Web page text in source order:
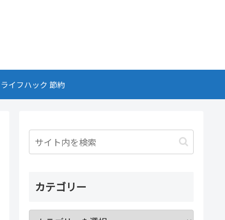
ライフハック 節約
カテゴリー